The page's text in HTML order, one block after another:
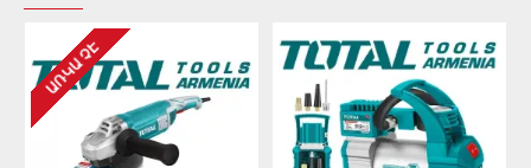
ԱՌԿԱ ՉԷ